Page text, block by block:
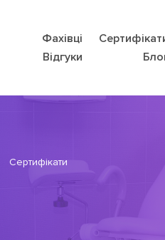
Фахівці
Відгуки
Сертифікати